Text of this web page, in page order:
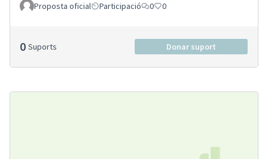
Proposta oficial Participació 0 0
0 Suports Donar suport